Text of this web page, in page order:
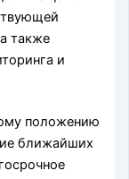
также
и
положению
ближайших